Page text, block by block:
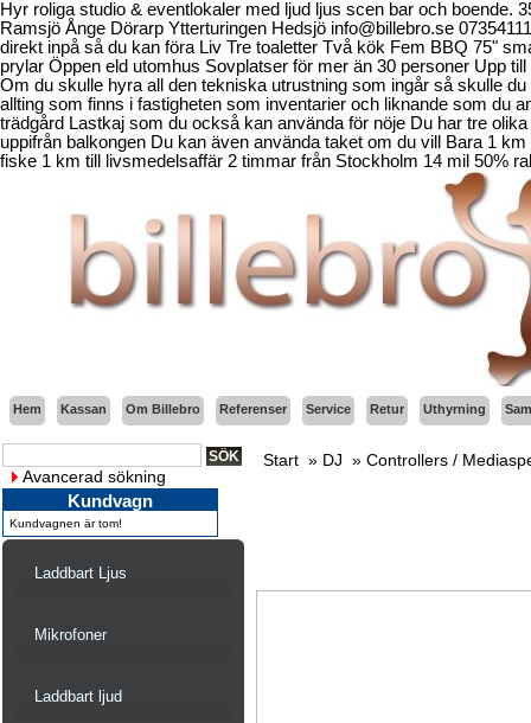
Hyr roliga studio & eventlokaler med ljud ljus scen bar och
Ramsjö Ånge Dörarp Ytterturingen Hedsjö info@billebro.se
direkt inpå så du kan föra Liv Tre toaletter Två kök Fem BBQ 75"
prylar Öppen eld utomhus Sovplatser för mer än 30 personer Upp
Om du skulle hyra all den tekniska utrustning som ingår så skulle
allting som finns i fastigheten som inventarier och liknande som du
trädgård Lastkaj som du också kan använda för nöje Du har tre
uppifrån balkongen Du kan även använda taket om du vill Bara 1
fiske 1 km till livsmedelsaffär 2 timmar från Stockholm 14 mil 50%
Hem Kassan Om Billebro Referenser Service Retur Uthyrning
Avancerad sökning
Kundvagn
Kundvagnen är tom!
Laddbart Ljus
Mikrofoner
Laddbart ljud
Start » DJ » Controllers /